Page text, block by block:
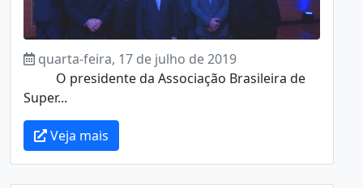
quarta-feira, 17 de julho de 2019
O presidente da Associação Brasileira de
Super...
Veja mais